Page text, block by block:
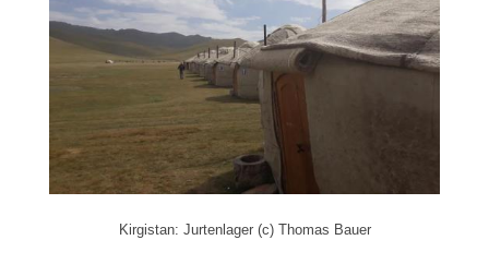
Kirgistan: Jurtenlager (c) Thomas Bauer